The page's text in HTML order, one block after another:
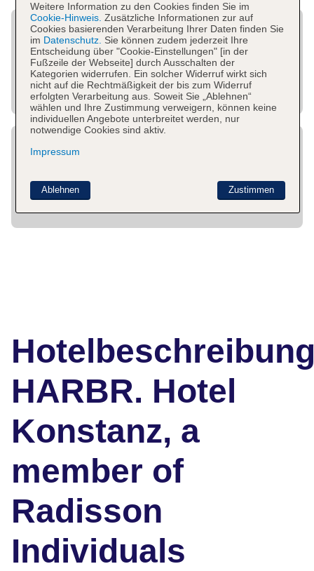
HARBR. Hotel
Konstanz, a
member of
Radisson
Individuals
Weitere Information zu den Cookies finden Sie im
Cookie-Hinweis. Zusätzliche Informationen zur auf
Cookies basierenden Verarbeitung Ihrer Daten finden Sie
im Datenschutz. Sie können zudem jederzeit Ihre
Entscheidung über "Cookie-Einstellungen" [in der
Fußzeile der Webseite] durch Ausschalten der
Kategorien widerrufen. Ein solcher Widerruf wirkt sich
nicht auf die Rechtmäßigkeit der bis zum Widerruf
erfolgten Verarbeitung aus. Soweit Sie „Ablehnen“
wählen und Ihre Zustimmung verweigern, können keine
individuellen Angebote unterbreitet werden, nur
notwendige Cookies sind aktiv.
Impressum
Zustimmen
Ablehnen